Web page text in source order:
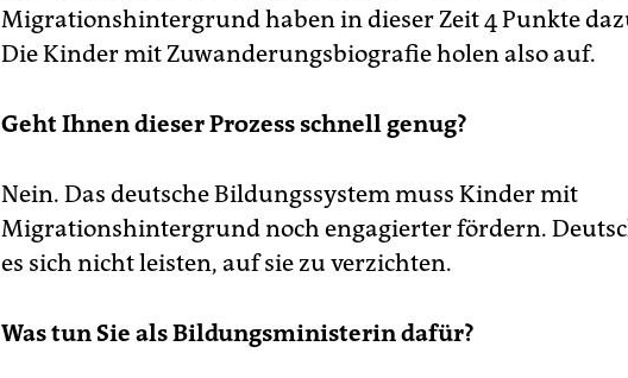
Migrationshintergrund haben in dieser Zeit 4 Punkte
Die Kinder mit Zuwanderungsbiografie holen also auf.
Geht Ihnen dieser Prozess schnell genug?
Nein. Das deutsche Bildungssystem muss Kinder mit
Migrationshintergrund noch engagierter fördern.
es sich nicht leisten, auf sie zu verzichten.
Was tun Sie als Bildungsministerin dafür?